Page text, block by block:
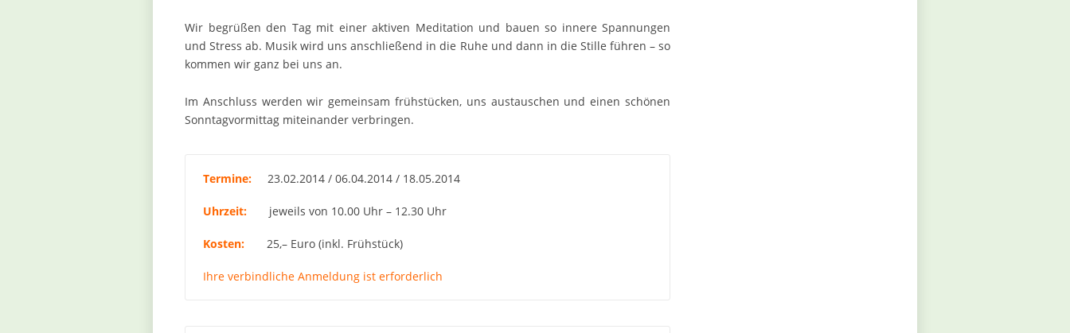
Wir begrüßen den Tag mit einer aktiven Meditation und bauen so innere Spannungen
und Stress ab. Musik wird uns anschließend in die Ruhe und dann in die Stille führen – so
kommen wir ganz bei uns an.
Im Anschluss werden wir gemeinsam frühstücken, uns austauschen und einen schönen
Sonntagvormittag miteinander verbringen.
Termine: 23.02.2014 / 06.04.2014 / 18.05.2014
Uhrzeit: jeweils von 10.00 Uhr – 12.30 Uhr
Kosten: 25,– Euro (inkl. Frühstück)
Ihre verbindliche Anmeldung ist erforderlich